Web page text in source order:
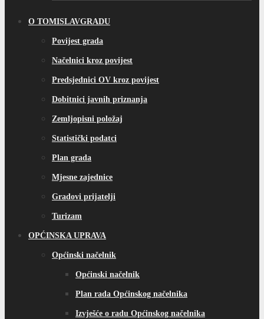
O TOMISLAVGRADU
Povijest grada
Načelnici kroz povijest
Predsjednici OV kroz povijest
Dobitnici javnih priznanja
Zemljopisni položaj
Statistički podatci
Plan grada
Mjesne zajednice
Gradovi prijatelji
Turizam
OPĆINSKA UPRAVA
Općinski načelnik
Općinski načelnik
Plan rada Općinskog načelnika
Izvješće o radu Općinskog načelnika